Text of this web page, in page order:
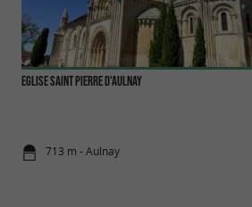
Eglise Saint Pierre d'Aulnay
713 m - Aulnay